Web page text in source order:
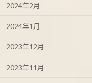
2024年2月
2024年1月
2023年12月
2023年11月